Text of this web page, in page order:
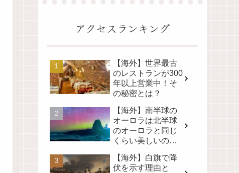
アクセスランキング
【海外】世界最古
のレストランが300
年以上営業中！そ
の秘密とは？
【海外】南半球の
オーロラは北半球
のオーロラと同じ
くらい美しいの
る！
【海外】白旗で降
伏を示す理由と